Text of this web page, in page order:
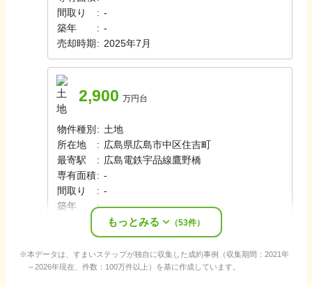
間取り
: -
築年
: -
売却時期 : 2025年7月
2,900 万円台
物件種別 : 土地
所在地
: 広島県広島市中区住吉町
最寄駅
: 広島電鉄宇品線鷹野橋
専有面積: -
間取り
: -
築年
: -
2025年7月
もっとみる （53件）
本データは、すまいステップが独自に収集した成約事例（収集期間：2021年
～2026年現在、件数：100万件以上）を基に作成しています。